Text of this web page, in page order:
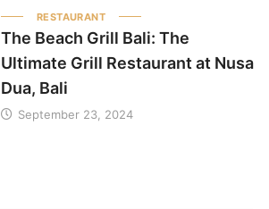
RESTAURANT
The Beach Grill Bali: The
Ultimate Grill Restaurant at Nusa
Dua, Bali
September 23, 2024